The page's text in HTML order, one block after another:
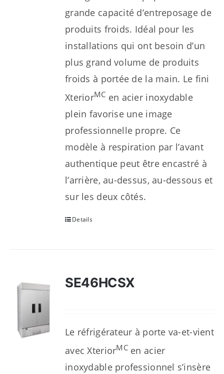
grande capacité d’entreposage de
produits froids. Idéal pour les
installations qui ont besoin d’un
plus grand volume de produits
froids à portée de la main. Le fini
XteriorMC en acier inoxydable
plein favorise une image
professionnelle propre. Ce
modèle à respiration par l’avant
authentique peut être encastré à
l’arrière, au-dessus, au-dessous et
sur les deux côtés.
Details
SE46HCSX
Le réfrigérateur à porte va-et-vient
avec XteriorMCen acier
inoxydable professionnel s’insère